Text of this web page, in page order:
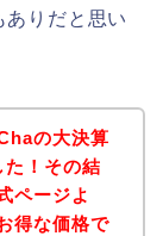
ありだと思い
の大決算
た！その結
ページよ
得な価格で